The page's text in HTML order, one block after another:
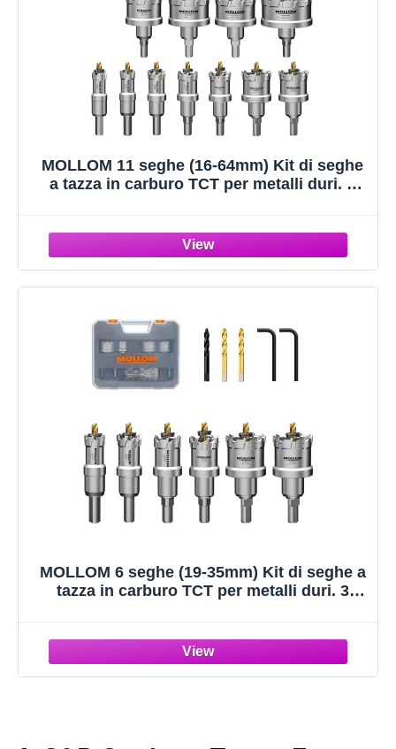
MOLLOM 11 seghe (16-64mm) Kit di seghe
a tazza in carburo TCT per metalli duri. 4
MOLLOM 6 seghe (19-35mm) Kit di seghe a
tazza in carburo TCT per metalli duri. 3